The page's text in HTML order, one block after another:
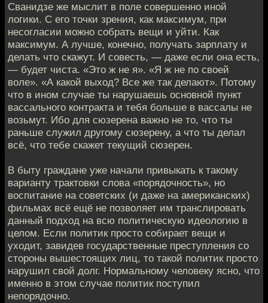
Сванидзе же мыслит в поле совершенно иной
логики. С его точки зрения, как максимум, при
несогласии можно собрать вещи и уйти. Как
максимум. А лучше, конечно, получать зарплату и
делать что скажут. И совесть, — даже если она есть,
— будет чиста. «Это ж не я». «Я ж не по своей
воле». «А какой выход? Все же так делают». Потому
что в ином случае ты нарушаешь основной пункт
вассального контракта и тебя больше в вассалы не
возьмут. Ибо для сюзерена важно не то, что ты
раньше служил другому сюзерену, а что ты делал
всё, что тебе скажет текущий сюзерен.
В быту граждане уже начали привыкать к такому
варианту трактовки слова «порядочность», но
воспитание на советских (и даже на американских)
фильмах всё ещё не позволяет им транслировать
данный подход на всю политическую идеологию в
целом. Если политик просто собирает вещи и
уходит, завидев государственные преступления со
стороны вышестоящих лиц, то такой политик просто
нарушил свой долг. Нормальному человеку ясно, что
именно в этом случае политик поступил
непорядочно.